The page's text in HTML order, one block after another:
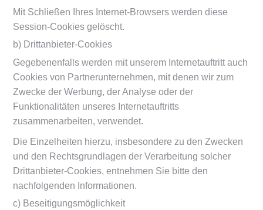
Mit Schließen Ihres Internet-Browsers werden diese
Session-Cookies gelöscht.
b) Drittanbieter-Cookies
Gegebenenfalls werden mit unserem Internetauftritt auch
Cookies von Partnerunternehmen, mit denen wir zum
Zwecke der Werbung, der Analyse oder der
Funktionalitäten unseres Internetauftritts
zusammenarbeiten, verwendet.
Die Einzelheiten hierzu, insbesondere zu den Zwecken
und den Rechtsgrundlagen der Verarbeitung solcher
Drittanbieter-Cookies, entnehmen Sie bitte den
nachfolgenden Informationen.
c) Beseitigungsmöglichkeit